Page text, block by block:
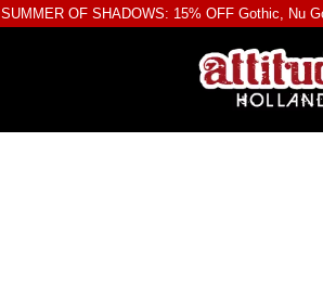
SUMMER OF SHADOWS: 15% OFF Gothic, Nu